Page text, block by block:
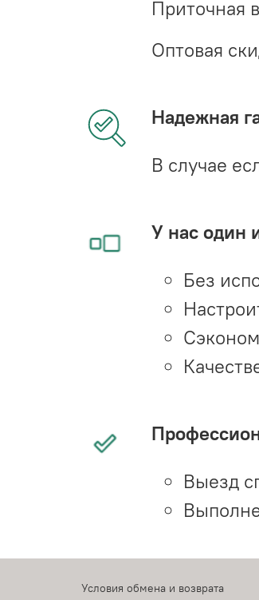
Приточная
Оптовая
Надежная
В случае
У нас один
Без
Выезд
Условия обмена и возврата